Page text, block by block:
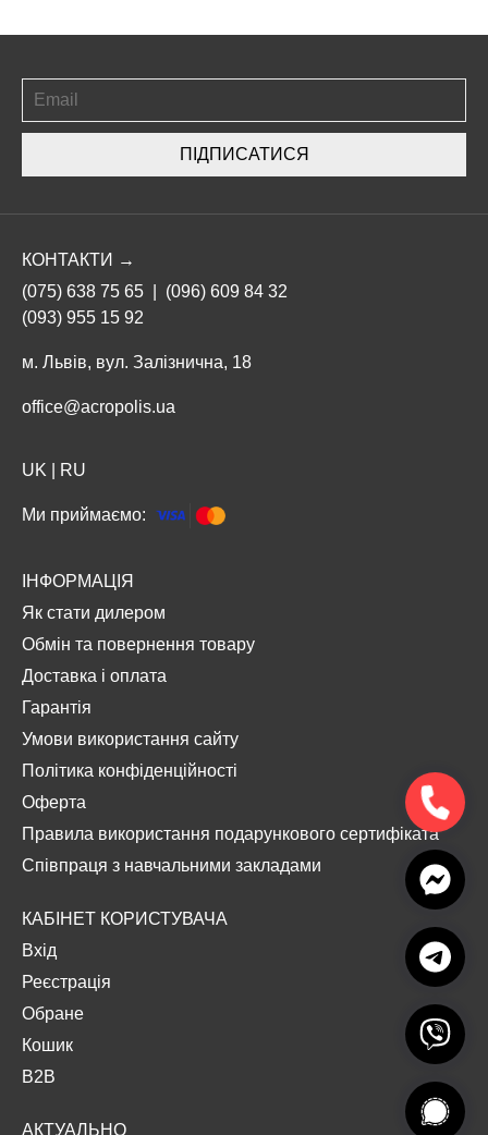
ПІДПИСАТИСЯ
КОНТАКТИ →
(075) 638 75 65
(096) 609 84 32
(093) 955 15 92
м. Львів, вул. Залізнична, 18
office@acropolis.ua
UK RU
Ми приймаємо:
ІНФОРМАЦІЯ
Як стати дилером
Обмін та повернення товару
Доставка і оплата
Гарантія
Умови використання сайту
Політика конфіденційності
Оферта
Правила використання подарункового сертифіката
Співпраця з навчальними закладами
КАБІНЕТ КОРИСТУВАЧА
Вхід
Реєстрація
Обране
Кошик
B2B
АКТУАЛЬНО